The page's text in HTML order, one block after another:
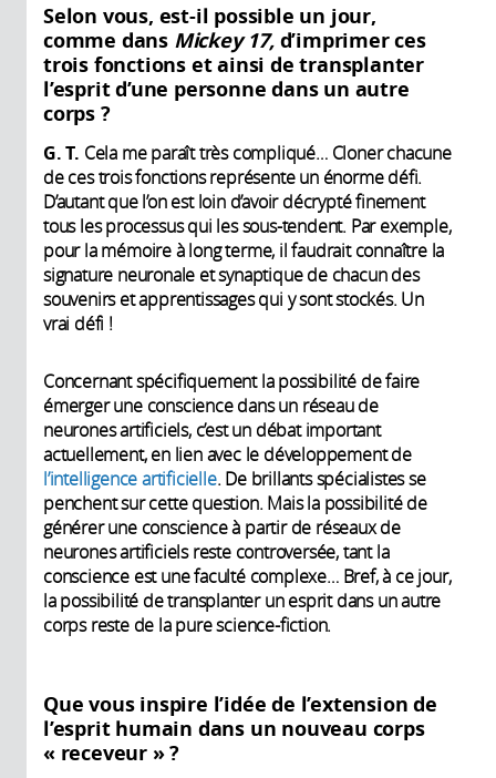
Selon vous, est-il possible un jour,
comme dans Mickey 17,d’imprimer ces
trois fonctions et ainsi de transplanter
l’esprit d’une personne dans un autre
corps ?
G. T. Cela me paraît très compliqué… Cloner chacune
de ces trois fonctions représente un énorme défi.
D’autant que l’on est loin d’avoir décrypté finement
tous les processus qui les sous-tendent. Par exemple,
pour la mémoire à long terme, il faudrait connaître la
signature neuronale et synaptique de chacun des
souvenirs et apprentissages qui y sont stockés. Un
vrai défi !
Concernant spécifiquement la possibilité de faire
émerger une conscience dans un réseau de
neurones artificiels, c’est un débat important
actuellement, en lien avec le développement de
l’intelligence artificielle. De brillants spécialistes se
penchent sur cette question. Mais la possibilité de
générer une conscience à partir de réseaux de
neurones artificiels reste controversée, tant la
conscience est une faculté complexe… Bref, à ce jour,
la possibilité de transplanter un esprit dans un autre
corps reste de la pure science-fiction.
Que vous inspire l’idée de l’extension de
l’esprit humain dans un nouveau corps
« receveur » ?